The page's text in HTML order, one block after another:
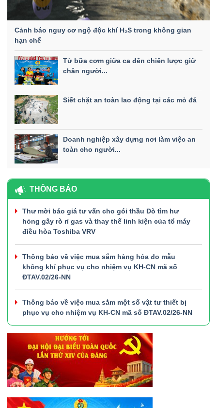
Cảnh báo nguy cơ ngộ độc khí H₂S trong không gian
hạn chế
Từ bữa cơm giữa ca đến chiến lược giữ
chân người...
Siết chặt an toàn lao động tại các mỏ đá
Doanh nghiệp xây dựng nơi làm việc an
toàn cho người...
THÔNG BÁO
Thư mời báo giá tư vấn cho gói thầu Dò tìm hư
hỏng gây rò rỉ gas và thay thế linh kiện của tổ máy
điều hòa Toshiba VRV
Thông báo về việc mua sắm hàng hóa đo mẫu
không khí phục vụ cho nhiệm vụ KH-CN mã số
ĐTAV.02/26-NN
Thông báo về việc mua sắm một số vật tư thiết bị
phục vụ cho nhiệm vụ KH-CN mã số ĐTAV.02/26-NN